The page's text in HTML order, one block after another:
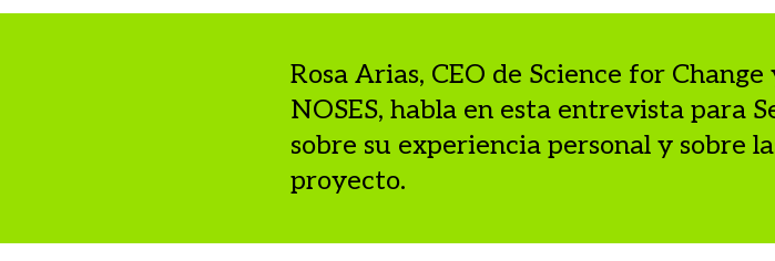
Rosa Arias, CEO de Science for
NOSES, habla en esta entrevista para
sobre su experiencia personal y sobre
proyecto.